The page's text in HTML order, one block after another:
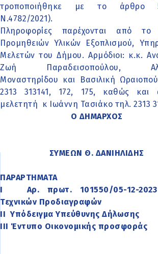
τροποποιήθηκε με το άρθρο
Ν.4782/2021).
Πληροφορίες παρέχονται από το
Προμηθειών Υλικών Εξοπλισμού,
Μελετών του Δήμου. Αρμόδιοι: κ.κ.
Ζωή Παραδεισοπούλου,
Μοναστηρίδου και Βασιλική
2313 313141, 172, 175, καθώς και
μελετητή κ Ιωάννη Τασιάκο τηλ. 2313
Ο ΔΗΜΑΡΧΟΣ
ΣΥΜΕΩΝ Θ. ΔΑΝΙΗΛΙΔΗΣ
ΠΑΡΑΡΤΗΜΑΤΑ
Ι Αρ. πρωτ. 101550/05-12-2023
Τεχνικών Προδιαγραφών
ΙΙ Υπόδειγμα Υπεύθυνης Δήλωσης
ΙΙΙ Έντυπο Οικονομικής προσφοράς